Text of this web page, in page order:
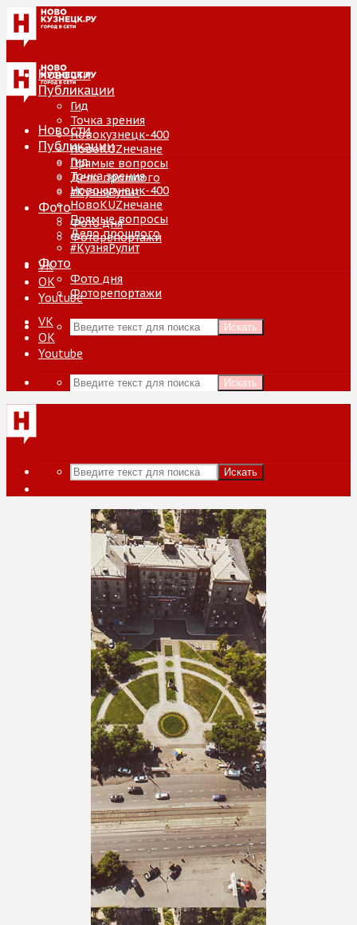
Новости
Публикации
Гид
Точка зрения
Новокузнецк-400
НовоKUZнечане
Прямые вопросы
Дело прошлого
#КузняРулит
Фото
Фото дня
Фоторепортажи
VK
ОК
Youtube
Искать
Новости
Публикации
Гид
Точка зрения
Новокузнецк-400
НовоKUZнечане
Прямые вопросы
Дело прошлого
#КузняРулит
Фото
Фото дня
Фоторепортажи
VK
ОК
Youtube
Искать
Искать